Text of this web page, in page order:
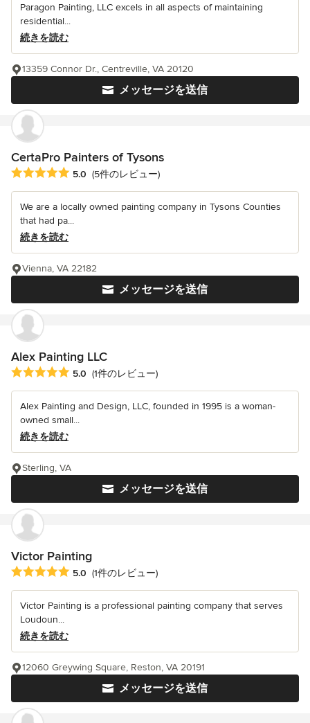
Paragon Painting, LLC excels in all aspects of maintaining
residential...
続きを読む
メッセージを送信
13359 Connor Dr., Centreville, VA 20120
CertaPro Painters of Tysons
平均評価：5つ星中 星5
5.0 (5件のレビュー)
We are a locally owned painting company in Tysons Counties
that had pa...
続きを読む
メッセージを送信
Vienna, VA 22182
Alex Painting LLC
平均評価：5つ星中 星5
5.0 (1件のレビュー)
Alex Painting and Design, LLC, founded in 1995 is a woman-
owned small...
続きを読む
メッセージを送信
Sterling, VA
Victor Painting
平均評価：5つ星中 星5
5.0 (1件のレビュー)
Victor Painting is a professional painting company that serves
Loudoun...
続きを読む
メッセージを送信
12060 Greywing Square, Reston, VA 20191